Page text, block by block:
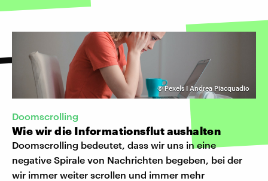
©Pexels I Andrea Piacquadio
Doomscrolling
Wie wir die Informationsflut aushalten
Doomscrolling bedeutet, dass wir uns in eine
negative Spirale von Nachrichten begeben, bei der
wir immer weiter scrollen und immer mehr